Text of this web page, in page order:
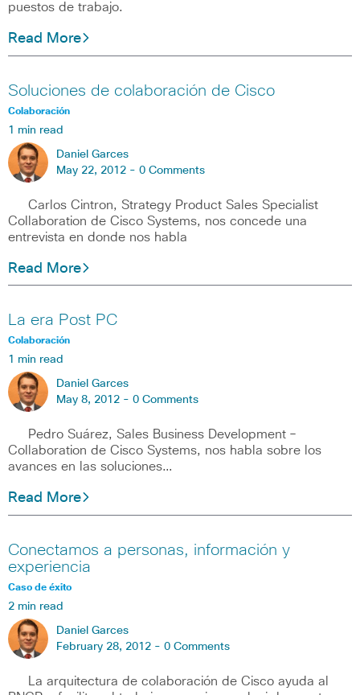
puestos de trabajo.
Read More
Soluciones de colaboración de Cisco
Colaboración
1 min read
Daniel Garces
May 22, 2012 - 0 Comments
Carlos Cintron, Strategy Product Sales Specialist
Collaboration de Cisco Systems, nos concede una
entrevista en donde nos habla
Read More
La era Post PC
Colaboración
1 min read
Daniel Garces
May 8, 2012 - 0 Comments
Pedro Suárez, Sales Business Development –
Collaboration de Cisco Systems, nos habla sobre los
avances en las soluciones…
Read More
Conectamos a personas, información y
experiencia
Caso de éxito
2 min read
Daniel Garces
February 28, 2012 - 0 Comments
La arquitectura de colaboración de Cisco ayuda al